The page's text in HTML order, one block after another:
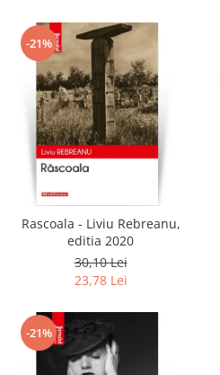
-21%
Rascoala - Liviu Rebreanu,
editia 2020
30,10 Lei
23,78 Lei
-21%